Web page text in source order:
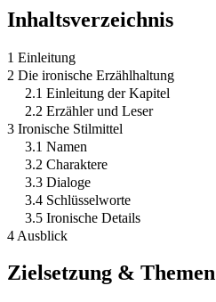
Inhaltsverzeichnis
1 Einleitung
2 Die ironische Erzählhaltung
2.1 Einleitung der Kapitel
2.2 Erzähler und Leser
3 Ironische Stilmittel
3.1 Namen
3.2 Charaktere
3.3 Dialoge
3.4 Schlüsselworte
3.5 Ironische Details
4 Ausblick
Zielsetzung & Themen